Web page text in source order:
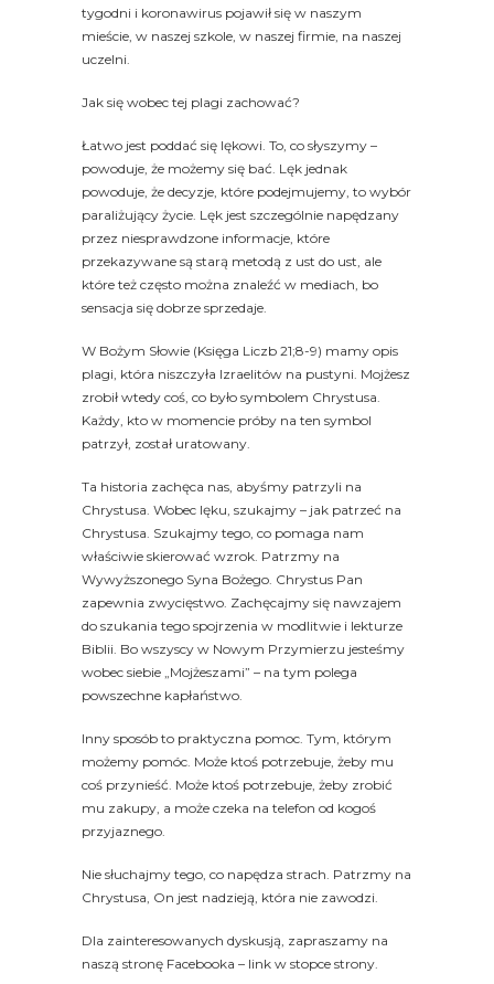
tygodni i koronawirus pojawił się w naszym
mieście, w naszej szkole, w naszej firmie, na naszej
uczelni.
Jak się wobec tej plagi zachować?
Łatwo jest poddać się lękowi. To, co słyszymy –
powoduje, że możemy się bać. Lęk jednak
powoduje, że decyzje, które podejmujemy, to wybór
paraliżujący życie. Lęk jest szczególnie napędzany
przez niesprawdzone informacje, które
przekazywane są starą metodą z ust do ust, ale
które też często można znaleźć w mediach, bo
sensacja się dobrze sprzedaje.
W Bożym Słowie (Księga Liczb 21;8-9) mamy opis
plagi, która niszczyła Izraelitów na pustyni. Mojżesz
zrobił wtedy coś, co było symbolem Chrystusa.
Każdy, kto w momencie próby na ten symbol
patrzył, został uratowany.
Ta historia zachęca nas, abyśmy patrzyli na
Chrystusa. Wobec lęku, szukajmy – jak patrzeć na
Chrystusa. Szukajmy tego, co pomaga nam
właściwie skierować wzrok. Patrzmy na
Wywyższonego Syna Bożego. Chrystus Pan
zapewnia zwycięstwo. Zachęcajmy się nawzajem
do szukania tego spojrzenia w modlitwie i lekturze
Biblii. Bo wszyscy w Nowym Przymierzu jesteśmy
wobec siebie „Mojżeszami” – na tym polega
powszechne kapłaństwo.
Inny sposób to praktyczna pomoc. Tym, którym
możemy pomóc. Może ktoś potrzebuje, żeby mu
coś przynieść. Może ktoś potrzebuje, żeby zrobić
mu zakupy, a może czeka na telefon od kogoś
przyjaznego.
Nie słuchajmy tego, co napędza strach. Patrzmy na
Chrystusa, On jest nadzieją, która nie zawodzi.
Dla zainteresowanych dyskusją, zapraszamy na
naszą stronę Facebooka – link w stopce strony.